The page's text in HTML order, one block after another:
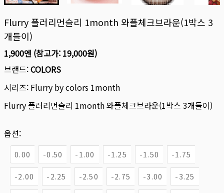
Flurry 플러리먼슬리 1month 와플체크브라운(1박스 3
개들이)
1,900엔 (참고가: 19,000원)
브랜드:COLORS
시리즈: Flurry by colors 1month
Flurry 플러리먼슬리 1month 와플체크브라운(1박스 3개들이)
옵션:
0.00 -0.50 -1.00 -1.25 -1.50 -1.75
-2.00 -2.25 -2.50 -2.75 -3.00 -3.25